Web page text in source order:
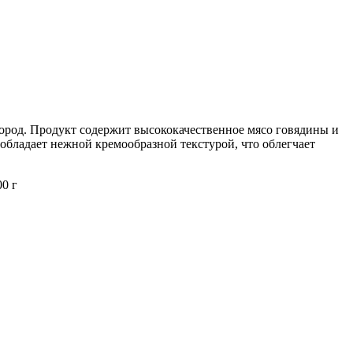
Продукт содержит высококачественное мясо говядины и
нежной кремообразной текстурой, что облегчает
г